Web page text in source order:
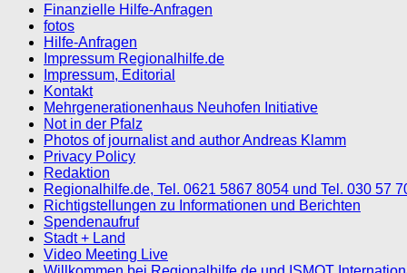
Finanzielle Hilfe-Anfragen
fotos
Hilfe-Anfragen
Impressum Regionalhilfe.de
Impressum, Editorial
Kontakt
Mehrgenerationenhaus Neuhofen Initiative
Not in der Pfalz
Photos of journalist and author Andreas Klamm
Privacy Policy
Redaktion
Regionalhilfe.de, Tel. 0621 5867 8054 und Tel. 030 57
Richtigstellungen zu Informationen und Berichten
Spendenaufruf
Stadt + Land
Video Meeting Live